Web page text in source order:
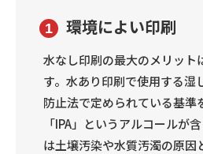
1 環境によい印刷
水なし印刷の最大のメリット
す。水あり印刷で使用する湿
防止法で定められている基準
「IPA」というアルコールが
は土壌汚染や水質汚濁の原因